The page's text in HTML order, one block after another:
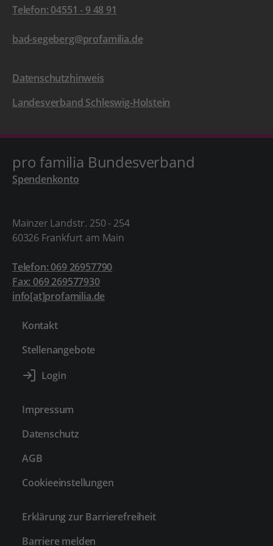
Telefon: 04551 - 9 48 91
bad-segeberg@profamilia.de
Datenschutzhinweis
Landesverband Schleswig-Holstein
pro familia Bundesverband
Spendenkonto
Mainzer Landstr. 250 - 254
60326 Frankfurt am Main
Telefon: 069 26957790
Fax: 069 269577930
info[at]profamilia.de
Kontakt
Stellenangebote
Impressum
Datenschutz
AGB
Cookieeinstellungen
Erklärung zur Barrierefreiheit
Barriere melden